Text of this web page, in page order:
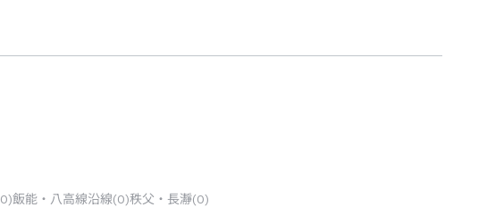
0)飯能・八高線沿線(0)秩父・長瀞(0)